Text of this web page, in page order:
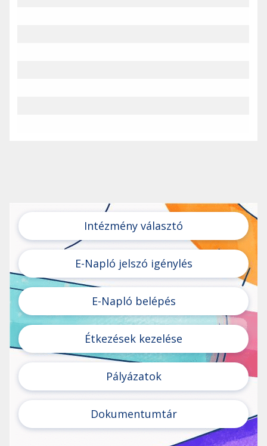
Intézmény választó
E-Napló jelszó igénylés
E-Napló belépés
Étkezések kezelése
Pályázatok
Dokumentumtár